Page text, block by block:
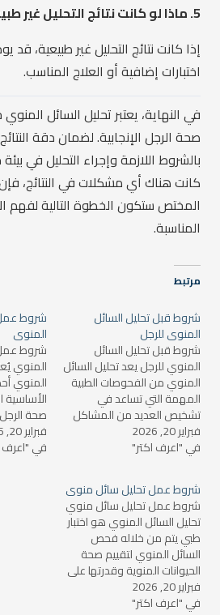
5. ماذا لو كانت نتائج التحليل غير طبيعية؟
إذا كانت نتائج التحليل غير طبيعية، قد
اختبارات إضافية أو العلاج المناسب.
في النهاية، يعتبر تحليل السائل
صحة الرجل الإنجابية. لضمان دقة
بالشروط اللازمة وإجراء التحليل في
كانت هناك أي مشكلات في النتائج،
المختص ستكون الخطوة التالية لفهم
المناسبة.
مرتبط
شروط قبل تحليل السائل
المنوى للرجل
شروط قبل تحليل السائل
المنوي للرجل يعد تحليل السائل
المنوي من الفحوصات الطبية
المهمة التي تساعد في
تشخيص العديد من المشاكل
الصحية لدى الرجال، مثل ضعف
الخصوبة أو مشكلات في
التناسلية. للحصول على نتائج
دقيقة وصحيحة، يجب على
الرجل اتباع بعض الشروط
والاحتياطات قبل إجراء هذا…
فبراير 20, 2026
في "اعرف اكتر"
شروط
المنوى
شروط
المنوي
المنوي
الأساسية
صحة
الحيوانات
قياس
فبراير 20, 2026
في "اعرف
شروط عمل تحليل سائل منوى
شروط عمل تحليل سائل منوي
تحليل السائل المنوي هو اختبار
طبي يتم من خلاله فحص
السائل المنوي لتقييم صحة
الحيوانات المنوية وقدرتها على
تخصيب البويضة. يُستخدم هذا
التحليل لتشخيص أسباب العقم
فبراير 20, 2026
في "اعرف اكتر"